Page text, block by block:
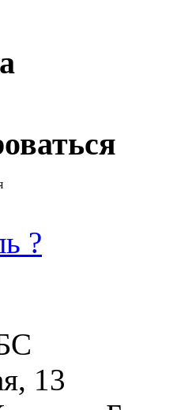
?
13